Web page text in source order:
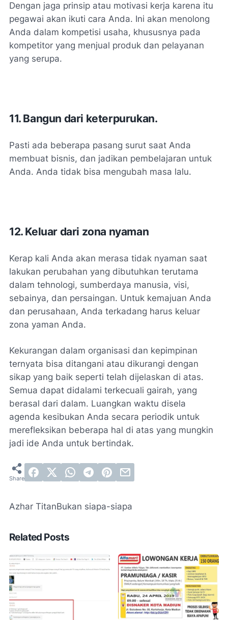
Dengan jaga prinsip atau motivasi kerja karena itu
pegawai akan ikuti cara Anda. Ini akan menolong
Anda dalam kompetisi usaha, khususnya pada
kompetitor yang menjual produk dan pelayanan
yang serupa.
11. Bangun dari keterpurukan.
Pasti ada beberapa pasang surut saat Anda
membuat bisnis, dan jadikan pembelajaran untuk
Anda. Anda tidak bisa mengubah masa lalu.
12. Keluar dari zona nyaman
Kerap kali Anda akan merasa tidak nyaman saat
lakukan perubahan yang dibutuhkan terutama
dalam tehnologi, sumberdaya manusia, visi,
sebainya, dan persaingan. Untuk kemajuan Anda
dan perusahaan, Anda terkadang harus keluar
zona yaman Anda.
Kekurangan dalam organisasi dan kepimpinan
ternyata bisa ditangani atau dikurangi dengan
sikap yang baik seperti telah dijelaskan di atas.
Semua dapat didalami terkecuali gairah, yang
berasal dari dalam. Luangkan waktu disela
agenda kesibukan Anda secara periodik untuk
merefleksikan beberapa hal di atas yang mungkin
jadi ide Anda untuk bertindak.
Azhar TitanBukan siapa-siapa
Related Posts